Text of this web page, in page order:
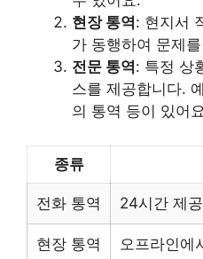
현장 통역: 현지서
가 동행하여 문제
전문 통역: 특정 상
스를 제공합니다.
의 통역 등이 있어
종류
전화 통역 24시간 제
현장 통역 오프라인에